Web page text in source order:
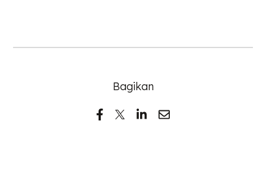
Bagikan